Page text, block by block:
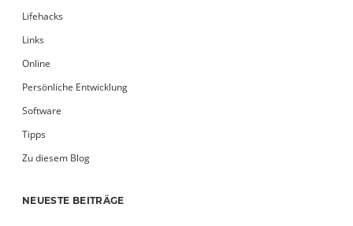
Lifehacks
Links
Online
Persönliche Entwicklung
Software
Tipps
Zu diesem Blog
NEUESTE BEITRÄGE